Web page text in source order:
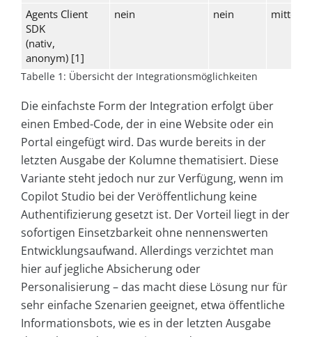
Agents Client
SDK
(nativ,
anonym) [1]
nein nein mittel
Tabelle 1: Übersicht der Integrationsmöglichkeiten
Die einfachste Form der Integration erfolgt über
einen Embed-Code, der in eine Website oder ein
Portal eingefügt wird. Das wurde bereits in der
letzten Ausgabe der Kolumne thematisiert. Diese
Variante steht jedoch nur zur Verfügung, wenn im
Copilot Studio bei der Veröffentlichung keine
Authentifizierung gesetzt ist. Der Vorteil liegt in der
sofortigen Einsetzbarkeit ohne nennenswerten
Entwicklungsaufwand. Allerdings verzichtet man
hier auf jegliche Absicherung oder
Personalisierung – das macht diese Lösung nur für
sehr einfache Szenarien geeignet, etwa öffentliche
Informationsbots, wie es in der letzten Ausgabe